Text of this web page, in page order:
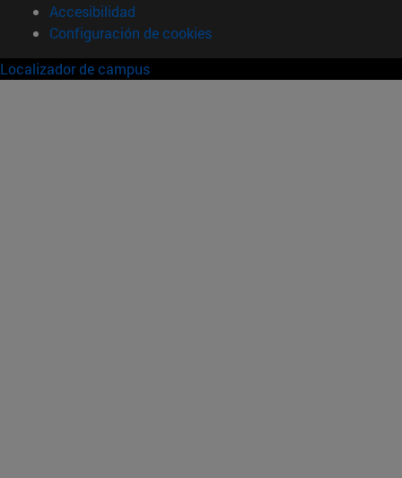
Accesibilidad
Configuración de cookies
Localizador de campus